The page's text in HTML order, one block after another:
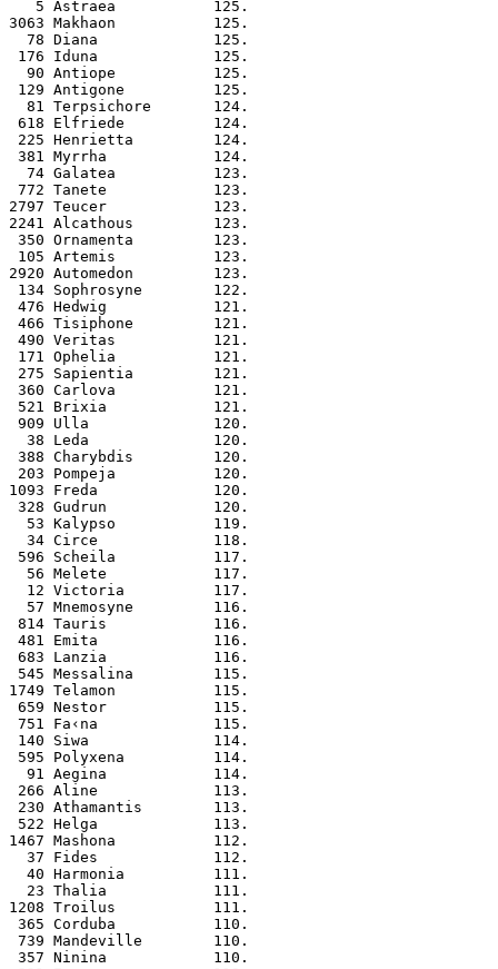
   5 Astraea           125.
3063 Makhaon           125.
  78 Diana             125.
176 Iduna             125.
  90 Antiope           125.
129 Antigone          125.
  81 Terpsichore       124.
618 Elfriede          124.
225 Henrietta         124.
381 Myrrha            124.
  74 Galatea           123.
772 Tanete            123.
2797 Teucer            123.
2241 Alcathous         123.
350 Ornamenta         123.
105 Artemis           123.
2920 Automedon         123.
134 Sophrosyne        122.
476 Hedwig            121.
466 Tisiphone         121.
490 Veritas           121.
171 Ophelia           121.
275 Sapientia         121.
360 Carlova           121.
521 Brixia            121.
909 Ulla              120.
  38 Leda              120.
388 Charybdis         120.
203 Pompeja           120.
1093 Freda             120.
328 Gudrun            120.
  53 Kalypso           119.
  34 Circe             118.
596 Scheila           117.
  56 Melete            117.
  12 Victoria          117.
  57 Mnemosyne         116.
814 Tauris            116.
481 Emita             116.
683 Lanzia            116.
545 Messalina         115.
1749 Telamon           115.
659 Nestor            115.
751 Fa‹na             115.
140 Siwa              114.
595 Polyxena          114.
  91 Aegina            114.
266 Aline             113.
230 Athamantis        113.
522 Helga             113.
1467 Mashona           112.
  37 Fides             112.
  40 Harmonia          111.
  23 Thalia            111.
1208 Troilus           111.
365 Corduba           110.
739 Mandeville        110.
357 Ninina            110.